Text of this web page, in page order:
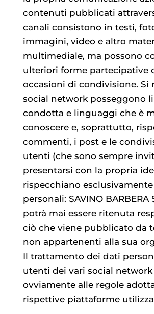
contenuti pubblicati
canali consistono in testi,
immagini, video e altro
multimediale, ma possono
ulteriori forme partecipative
occasioni di condivisione. Si
social network posseggono
condotta e linguaggi che è
conoscere e, soprattutto,
commenti, i post e le
utenti (che sono sempre
presentarsi con la propria
rispecchiano
personali: SAVINO BARBERA
potrà mai essere ritenuta
ciò che viene pubblicato da
non appartenenti alla sua
Il trattamento dei dati
utenti dei vari social
ovviamente alle regole
rispettive piattaforme